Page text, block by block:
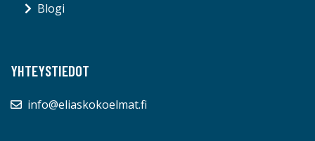
Blogi
YHTEYSTIEDOT
info@eliaskokoelmat.fi